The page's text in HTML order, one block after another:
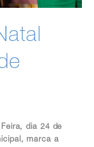
dia 24 de
marca a